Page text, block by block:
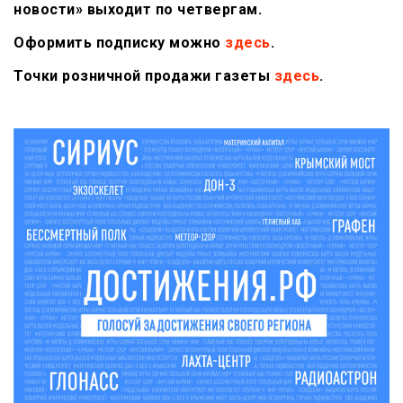
новости» выходит по четвергам.
Оформить подписку можно здесь.
Точки розничной продажи газеты здесь.